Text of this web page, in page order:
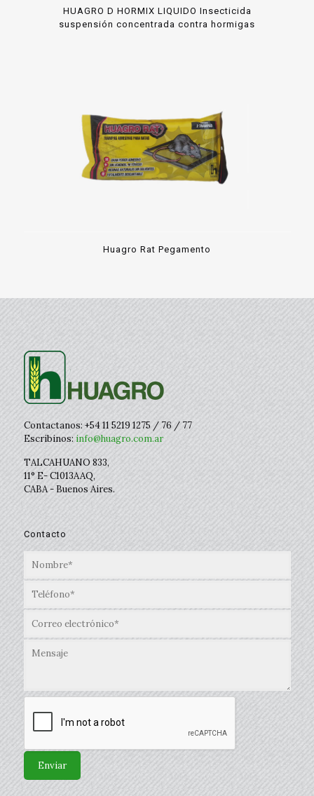
HUAGRO D HORMIX LIQUIDO Insecticida
suspensión concentrada contra hormigas
Huagro Rat Pegamento
Contactanos: +54 11 5219 1275 / 76 / 77
Escribinos: info@huagro.com.ar
TALCAHUANO 833,
11° E- C1013AAQ,
CABA - Buenos Aires.
Contacto